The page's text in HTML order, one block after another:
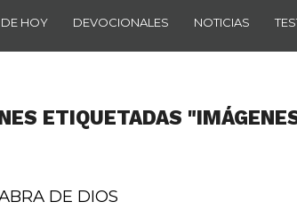
HOY DEVOCIONALES NOTICIAS
ETIQUETADAS
DE DIOS